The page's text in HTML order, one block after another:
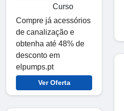
Curso
Compre já acessórios
de canalização e
obtenha até 48% de
desconto em
elpumps.pt
Ver Oferta